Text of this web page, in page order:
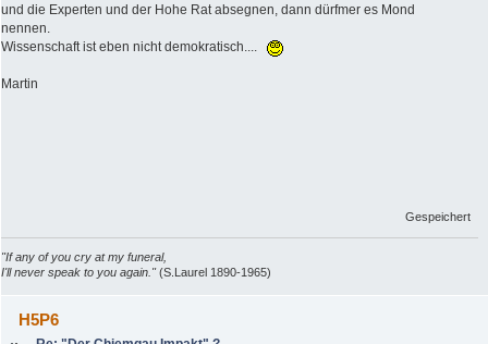
und die Experten und der Hohe Rat absegnen, dann dürfmer es Mond
nennen.
Wissenschaft ist eben nicht demokratisch....
Martin
Gespeichert
"If any of you cry at my funeral,
I'll never speak to you again."(S.Laurel 1890-1965)
H5P6